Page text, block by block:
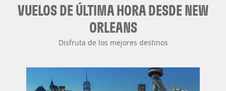
VUELOS DE ÚLTIMA HORA DESDE NEW
ORLEANS
Disfruta de los mejores destinos